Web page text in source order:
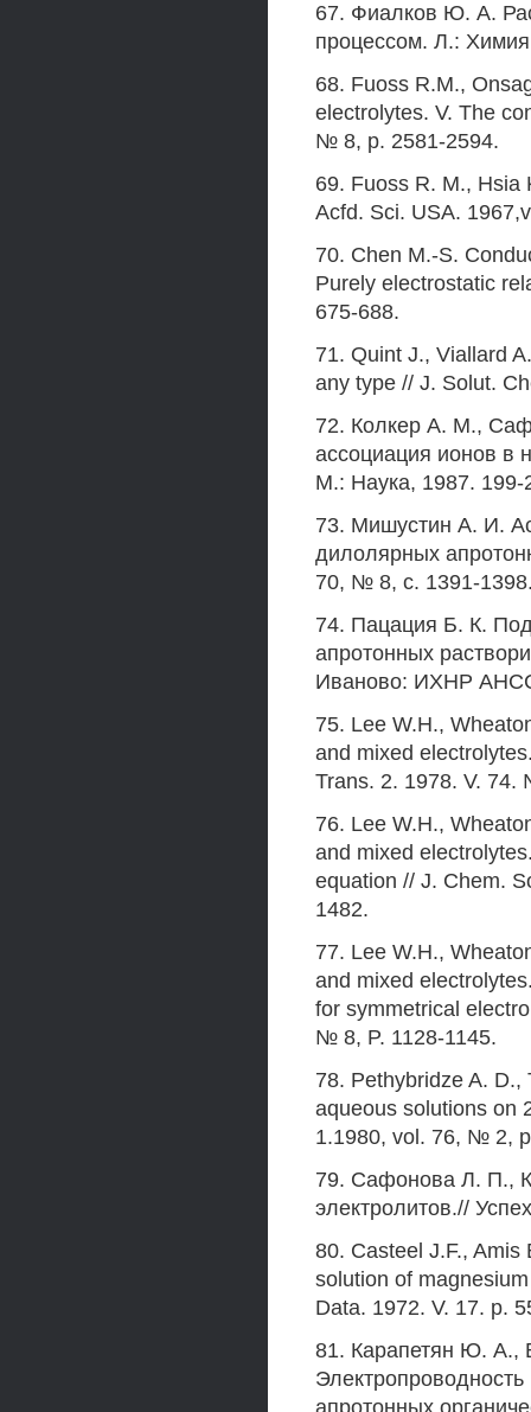
67. Фиалков Ю. A.
процессом. Л.:
68. Fuoss R.M.,
electrolytes. V. The
№ 8, p. 2581-2594.
69. Fuoss R. M., Hsia
Acfd. Sci. USA.
70. Chen M.-S.
Purely electrostatic
675-688.
71. Quint J., Viallard
any type // J. Solut.
72. Колкер A. M.,
ассоциация ионов в
М.: Наука, 1987. 199-
73. Мишустин А. И.
дилолярных
70, № 8, с. 1391-
74. Пацация Б. К.
апротонных
Иваново: ИХНР
75. Lee W.H.,
and mixed
Trans. 2. 1978. V. 74.
76. Lee W.H.,
and mixed
equation // J. Chem.
1482.
77. Lee W.H.,
and mixed
for symmetrical
№ 8, P. 1128-1145.
78. Pethybridze A.
aqueous solutions on
1.1980, vol. 76, № 2,
79. Сафонова Л. П.,
электролитов.//
80. Casteel J.F.,
solution of
Data. 1972. V. 17. p.
81. Карапетян Ю. A.,
апротонных